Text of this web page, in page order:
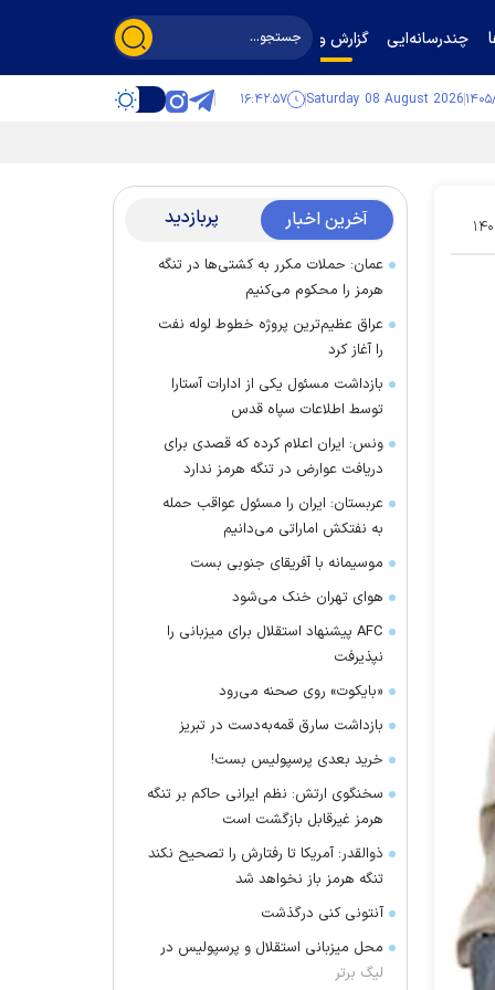
چندرسانه‌ایی گزارش و گفت‌وگو
Saturday 08 August 2026 ۱۶:۴۲:۵۸
۰۹ آخرین اخبار پربازدید
عمان: حملات مکرر به کشتی‌ها در تنگه
هرمز را محکوم می‌کنیم
عراق عظیم‌ترین پروژه خطوط لوله نفت
را آغاز کرد
بازداشت مسئول یکی از ادارات آستارا
توسط اطلاعات سپاه قدس
ونس: ایران اعلام کرده که قصدی برای
دریافت عوارض در تنگه هرمز ندارد
عربستان: ایران را مسئول عواقب حمله
به نفتکش اماراتی می‌دانیم
موسیمانه با آفریقای جنوبی بست
هوای تهران خنک می‌شود
AFC پیشنهاد استقلال برای میزبانی را
نپذیرفت
«بایکوت» روی صحنه می‌رود
بازداشت سارق قمه‌به‌دست در تبریز
خرید بعدی پرسپولیس بست!
سخنگوی ارتش: نظم ایرانی حاکم بر تنگه
هرمز غیرقابل بازگشت است
ذوالقدر: آمریکا تا رفتارش را تصحیح نکند
تنگه هرمز باز نخواهد شد
آنتونی کنی درگذشت
محل میزبانی استقلال و پرسپولیس در
لیگ برتر